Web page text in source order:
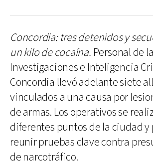
Concordia: tres detenidos y
un kilo de cocaína. Personal de
Investigaciones e Inteligencia
Concordia llevó adelante siete
vinculados a una causa por
de armas. Los operativos se
diferentes puntos de la ciudad
reunir pruebas clave contra
de narcotráfico.